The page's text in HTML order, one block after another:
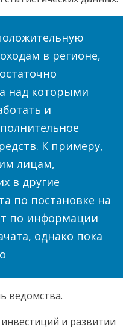
в регионе,
над которыми
и
К примеру,
лицам,
в другие
по постановке на
по информации
однако пока
ведомства.
и развитии